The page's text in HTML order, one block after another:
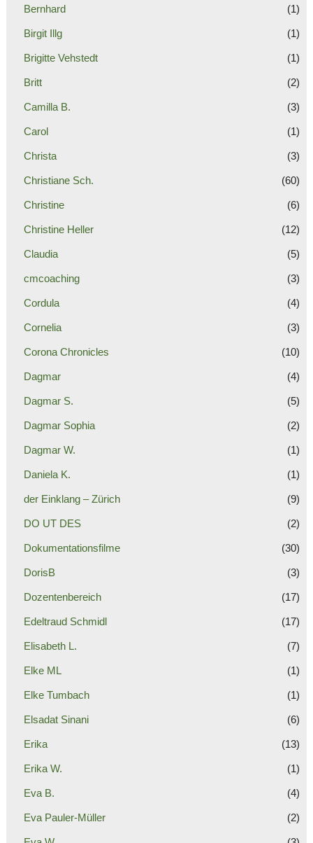
Bernhard (1)
Birgit Illg (1)
Brigitte Vehstedt (1)
Britt (2)
Camilla B. (3)
Carol (1)
Christa (3)
Christiane Sch. (60)
Christine (6)
Christine Heller (12)
Claudia (5)
cmcoaching (3)
Cordula (4)
Cornelia (3)
Corona Chronicles (10)
Dagmar (4)
Dagmar S. (5)
Dagmar Sophia (2)
Dagmar W. (1)
Daniela K. (1)
der Einklang – Zürich (9)
DO UT DES (2)
Dokumentationsfilme (30)
DorisB (3)
Dozentenbereich (17)
Edeltraud Schmidl (17)
Elisabeth L. (7)
Elke ML (1)
Elke Tumbach (1)
Elsadat Sinani (6)
Erika (13)
Erika W. (1)
Eva B. (4)
Eva Pauler-Müller (2)